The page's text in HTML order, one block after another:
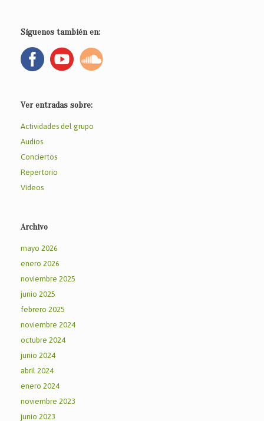
Síguenos también en:
Ver entradas sobre:
Actividades del grupo
Audios
Conciertos
Repertorio
Vídeos
Archivo
mayo 2026
enero 2026
noviembre 2025
junio 2025
febrero 2025
noviembre 2024
octubre 2024
junio 2024
abril 2024
enero 2024
noviembre 2023
junio 2023